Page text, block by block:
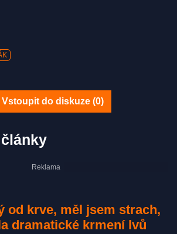
Vstoupit do diskuze (0)
od krve, měl jsem strach,
dramatické krmení lvů